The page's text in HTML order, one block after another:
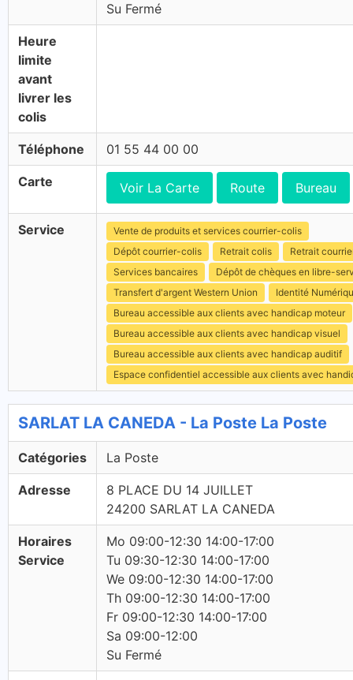
Su Fermé
Heure
limite
avant
livrer les
colis
Téléphone 01 55 44 00 00
Carte Voir La Carte Route Bureau
Service
Vente de produits et services courrier-colis
Dépôt courrier-colis
Retrait colis
Retrait
Services bancaires
Dépôt de chèques en libre-
Transfert d'argent Western Union
Identité
Bureau accessible aux clients avec handicap moteur
Bureau accessible aux clients avec handicap visuel
Bureau accessible aux clients avec handicap auditif
Espace confidentiel accessible aux clients avec
SARLAT LA CANEDA - La Poste La Poste
Catégories La Poste
Adresse
8 PLACE DU 14 JUILLET
24200 SARLAT LA CANEDA
Horaires
Service
Mo 09:00-12:30 14:00-17:00
Tu 09:30-12:30 14:00-17:00
We 09:00-12:30 14:00-17:00
Th 09:00-12:30 14:00-17:00
Fr 09:00-12:30 14:00-17:00
Sa 09:00-12:00
Su Fermé